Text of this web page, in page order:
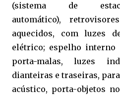
(sistema de
automático),
aquecidos, com luzes
elétrico; espelho interno
porta-malas, luzes
dianteiras e traseiras, p
acústico, porta-objetos